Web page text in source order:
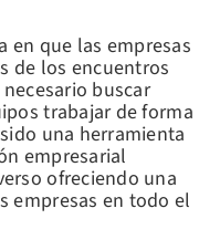
en que las empresas
de los encuentros
buscar
trabajar de forma
una herramienta
empresarial
ofreciendo una
empresas en todo el